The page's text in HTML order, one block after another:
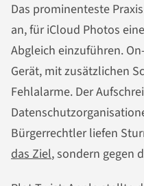
Das prominenteste
an, für iCloud Photos
Abgleich einzuführen.
Gerät, mit zusätzlichen
Fehlalarme. Der
Bürgerrechtler liefen
das Ziel, sondern gegen